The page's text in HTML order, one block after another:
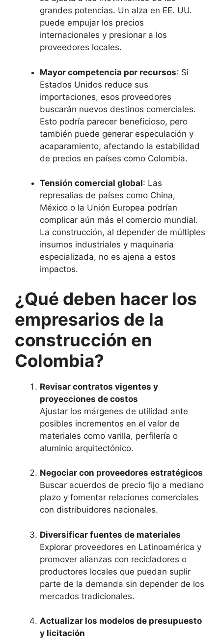
grandes potencias. Un alza en EE. UU.
puede empujar los precios
internacionales y presionar a los
proveedores locales.
Mayor competencia por recursos: Si
Estados Unidos reduce sus
importaciones, esos proveedores
buscarán nuevos destinos comerciales.
Esto podría parecer beneficioso, pero
también puede generar especulación y
acaparamiento, afectando la estabilidad
de precios en países como Colombia.
Tensión comercial global: Las
represalias de países como China,
México o la Unión Europea podrían
complicar aún más el comercio mundial.
La construcción, al depender de múltiples
insumos industriales y maquinaria
especializada, no es ajena a estos
impactos.
¿Qué deben hacer los
empresarios de la
construcción en
Colombia?
Revisar contratos vigentes y
proyecciones de costos
Ajustar los márgenes de utilidad ante
posibles incrementos en el valor de
materiales como varilla, perfilería o
aluminio arquitectónico.
Negociar con proveedores estratégicos
Buscar acuerdos de precio fijo a mediano
plazo y fomentar relaciones comerciales
con distribuidores nacionales.
Diversificar fuentes de materiales
Explorar proveedores en Latinoamérica y
promover alianzas con recicladores o
productores locales que puedan suplir
parte de la demanda sin depender de los
mercados tradicionales.
Actualizar los modelos de presupuesto
y licitación